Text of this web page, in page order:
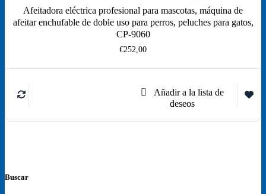
Afeitadora eléctrica profesional para mascotas, máquina de
afeitar enchufable de doble uso para perros, peluches para gatos,
CP-9060
€252,00
Buscar